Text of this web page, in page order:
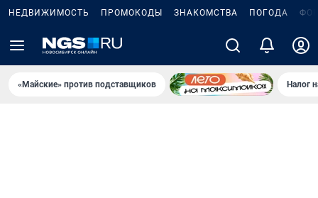
НЕДВИЖИМОСТЬ ПРОМОКОДЫ ЗНАКОМСТВА ПОГОДА
«Майские» против подставщиков Налог